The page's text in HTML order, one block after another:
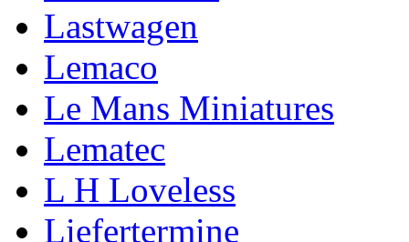
Lastwagen
Lemaco
Le Mans Miniatures
Lematec
L H Loveless
Liefertermine